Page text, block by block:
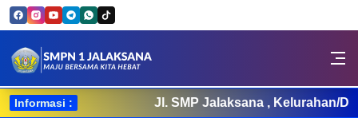
Skip to Content
SMPN 1 JALAKSANA
Informasi : Jl. SMP Jalaksana , Kelurahan/